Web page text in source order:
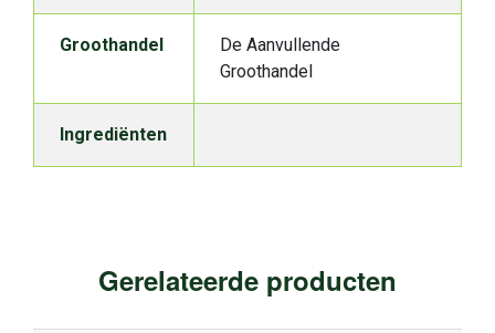
Groothandel
De Aanvullende
Groothandel
Ingrediënten
Gerelateerde producten